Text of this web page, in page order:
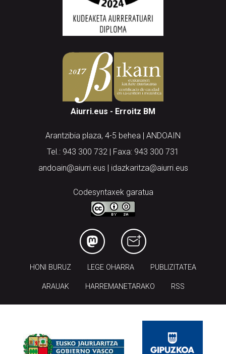
Aiurri.eus - Erroitz BM
Arantzibia plaza, 4-5 behea | ANDOAIN
Tel.: 943 300 732 | Faxa: 943 300 731
andoain@aiurri.eus | idazkaritza@aiurri.eus
Codesyntaxek garatua
HONI BURUZ LEGE OHARRA PUBLIZITATEA
ARAUAK HARREMANETARAKO RSS